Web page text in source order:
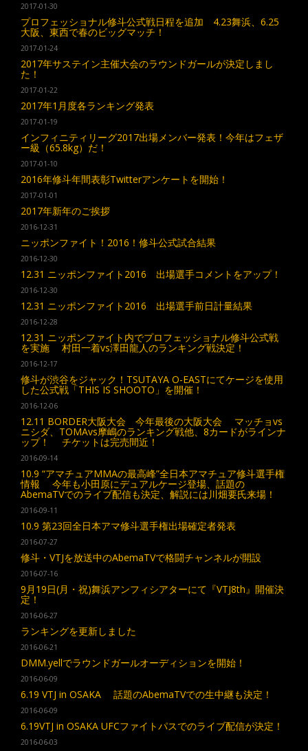
2017-01-30
プロフェッショナル修斗公式戦日程を追加 4.23舞浜、6.25
大阪、東西で春のビッグマッチ！
2017-01-24
2017年サステイン主催大会のラウンドガールが決定しまし
た！
2017-01-22
2017年1月度各ランキング発表
2017-01-19
インフィニティリーグ2017出場メンバー発表！今年はフェザ
ー級（65.8kg）だ！
2017-01-10
2016年修斗年間表彰Twitterアンケートを開始！
2017-01-01
2017年新年のご挨拶
2016-12-31
ニッポンファイト！2016！修斗公式試合結果
2016-12-30
12.31 ニッポンファイト2016 出場選手コメントをアップ！
2016-12-30
12.31 ニッポンファイト2016 出場選手前日計量結果
2016-12-28
12.31 ニッポンファイト内でプロフェッショナル修斗公式戦
を実施 村田一着vs澤田龍人のランキング戦決定！
2016-12-17
修斗が渋谷をジャック！TSUTAYA O-EASTにてケージを使用
した公式戦「THIS IS SHOOTO」を開催！
2016-12-06
12.11 BORDER大阪大会 今年最後の大阪大会 マッチョvs
ニシダ、TOMAvs摩嶋のランキング戦他、8カードがラインナ
ップ！ チケットは完売間近！
2016-09-14
10.9 “アマチュアMMAの最高峰”全日本アマチュア修斗選手権
情報 今年も小田原にデュアルケージ登場、話題の
AbemaTVでのライブ配信も決定、解説には川畑要氏来場！
2016-09-11
10.9 第23回全日本アマ修斗選手権出場確定者発表
2016-07-27
修斗・VTJを放送中のAbemaTVで格闘チャンネルが開設
2016-07-16
9月19日(月・祝)舞浜アンフィシアターにて『VTJ8th』開催決
定！
2016-06-27
ランキングを更新しました
2016-06-21
DMM.yellでラウンドガールオーディションを開始！
2016-06-09
6.19 VTJ in OSAKA 話題のAbemaTVでの生中継も決定！
2016-06-09
6.19VTJ in OSAKA UFCファイトパスでのライブ配信が決定！
2016-06-03